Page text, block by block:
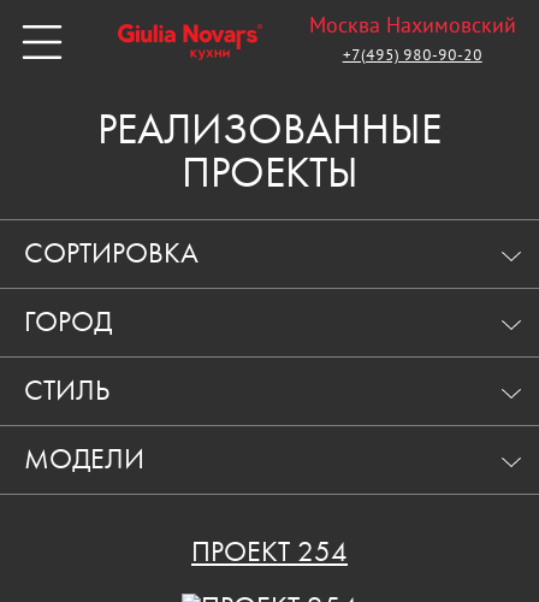
Москва Нахимовский
+7(495) 980-90-20
РЕАЛИЗОВАННЫЕ
ПРОЕКТЫ
СОРТИРОВКА
ГОРОД
СТИЛЬ
МОДЕЛИ
ПРОЕКТ 254